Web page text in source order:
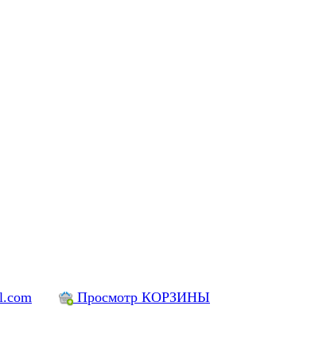
Просмотр КОРЗИНЫ